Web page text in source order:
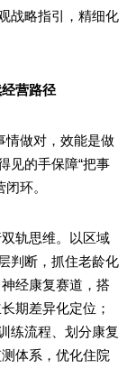
战略指引，精细化
营路径
做对，效能是做
见的手保障“把事
环。
轨思维。以区域
判断，抓住老龄化
经康复赛道，搭
期差异化定位；
练流程、划分康复
体系，优化住院